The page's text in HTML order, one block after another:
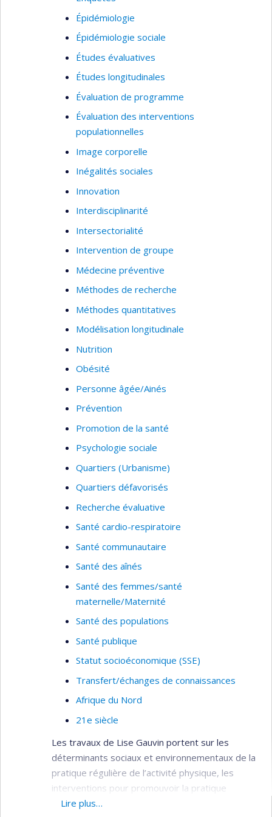
Épidémiologie
Épidémiologie sociale
Études évaluatives
Études longitudinales
Évaluation de programme
Évaluation des interventions
populationnelles
Image corporelle
Inégalités sociales
Innovation
Interdisciplinarité
Intersectorialité
Intervention de groupe
Médecine préventive
Méthodes de recherche
Méthodes quantitatives
Modélisation longitudinale
Nutrition
Obésité
Personne âgée/Ainés
Prévention
Promotion de la santé
Psychologie sociale
Quartiers (Urbanisme)
Quartiers défavorisés
Recherche évaluative
Santé cardio-respiratoire
Santé communautaire
Santé des aînés
Santé des femmes/santé
maternelle/Maternité
Santé des populations
Santé publique
Statut socioéconomique (SSE)
Transfert/échanges de connaissances
Afrique du Nord
21e siècle
Les travaux de Lise Gauvin portent sur les
déterminants sociaux et environnementaux de la
pratique régulière de l’activité physique, les
interventions pour promouvoir la pratique
régulière de l’activité physique au niveau
Lire plus…